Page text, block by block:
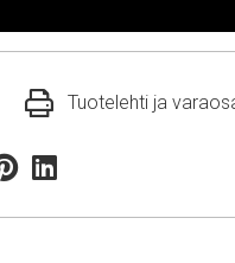
Tuotelehti ja
Linkedin